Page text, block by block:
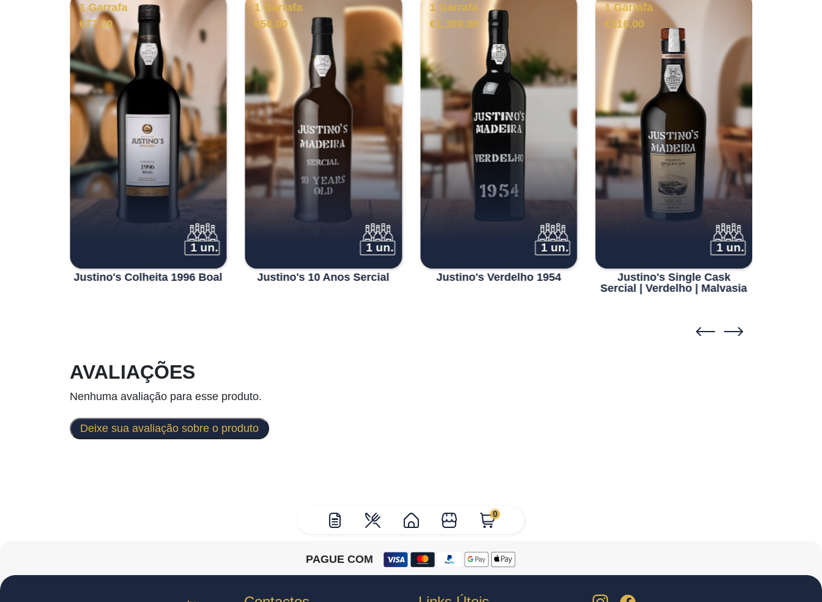
0
1 Garrafa
€77.00
1 un.
Justino's Colheita 1996 Boal
1 Garrafa
€50.00
1 un.
Justino's 10 Anos Sercial
1 Garrafa
€1,389.00
1 un.
Justino's Verdelho 1954
1 Garrafa
€116.00
1 un.
Justino's Single Cask
Sercial | Verdelho | Malvasia
AVALIAÇÕES
Nenhuma avaliação para esse produto.
Deixe sua avaliação sobre o produto
PAGUE COM